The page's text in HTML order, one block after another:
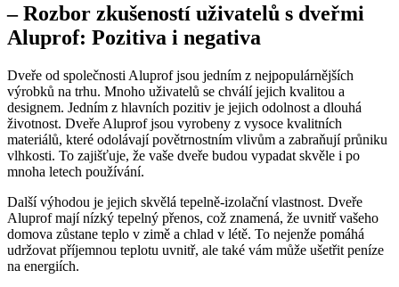
– Rozbor zkušeností uživatelů s dveřmi
Aluprof: Pozitiva i negativa
Dveře od společnosti Aluprof jsou jedním z nejpopulárnějších
výrobků na trhu. Mnoho uživatelů se chválí jejich kvalitou a
designem. Jedním z hlavních pozitiv je jejich odolnost a dlouhá
životnost. Dveře Aluprof jsou vyrobeny z vysoce kvalitních
materiálů, které odolávají povětrnostním vlivům a zabraňují průniku
vlhkosti. To zajišťuje, že vaše dveře budou vypadat skvěle i po
mnoha letech používání.
Další výhodou je jejich skvělá tepelně-izolační vlastnost. Dveře
Aluprof mají nízký tepelný přenos, což znamená, že uvnitř vašeho
domova zůstane teplo v zimě a chlad v létě. To nejenže pomáhá
udržovat příjemnou teplotu uvnitř, ale také vám může ušetřit peníze
na energiích.